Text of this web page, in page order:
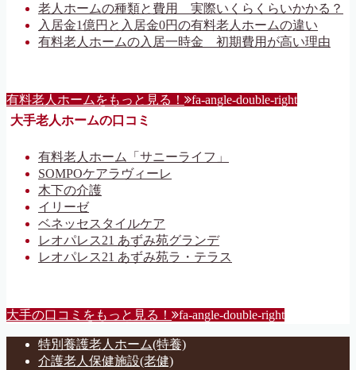
老人ホームの種類と費用 実際いくらくらいかかる？
入居金1億円と入居金0円の有料老人ホームの違い
有料老人ホームの入居一時金 初期費用が高い理由
有料老人ホームをもっと見る！ fa-angle-double-right
大手老人ホームの口コミ
有料老人ホーム「サニーライフ」
SOMPOケアラヴィーレ
木下の介護
イリーゼ
ベネッセスタイルケア
レオパレス21 あずみ苑グランデ
レオパレス21 あずみ苑ラ・テラス
大手の口コミをもっと見る！ fa-angle-double-right
特別養護老人ホーム(特養)
介護老人保健施設(老健)